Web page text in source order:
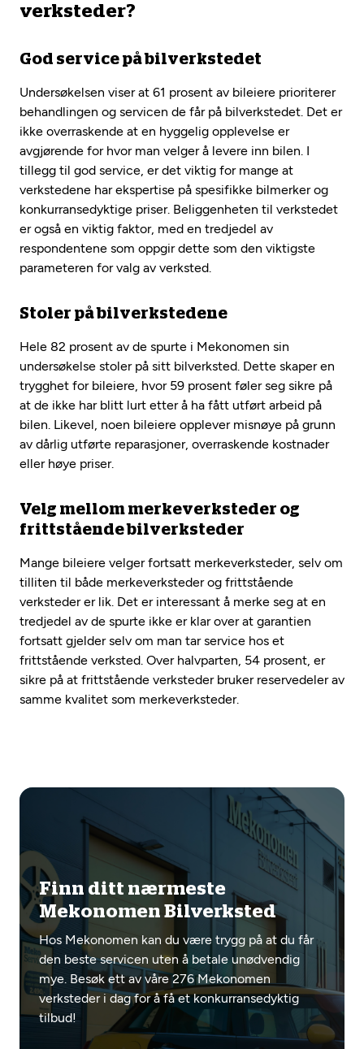
verksteder?
God service på bilverkstedet
Undersøkelsen viser at 61 prosent av bileiere prioriterer
behandlingen og servicen de får på bilverkstedet. Det er
ikke overraskende at en hyggelig opplevelse er
avgjørende for hvor man velger å levere inn bilen. I
tillegg til god service, er det viktig for mange at
verkstedene har ekspertise på spesifikke bilmerker og
konkurransedyktige priser. Beliggenheten til verkstedet
er også en viktig faktor, med en tredjedel av
respondentene som oppgir dette som den viktigste
parameteren for valg av verksted.
Stoler på bilverkstedene
Hele 82 prosent av de spurte i Mekonomen sin
undersøkelse stoler på sitt bilverksted. Dette skaper en
trygghet for bileiere, hvor 59 prosent føler seg sikre på
at de ikke har blitt lurt etter å ha fått utført arbeid på
bilen. Likevel, noen bileiere opplever misnøye på grunn
av dårlig utførte reparasjoner, overraskende kostnader
eller høye priser.
Velg mellom merkeverksteder og
frittstående bilverksteder
Mange bileiere velger fortsatt merkeverksteder, selv om
tilliten til både merkeverksteder og frittstående
verksteder er lik. Det er interessant å merke seg at en
tredjedel av de spurte ikke er klar over at garantien
fortsatt gjelder selv om man tar service hos et
frittstående verksted. Over halvparten, 54 prosent, er
sikre på at frittstående verksteder bruker reservedeler av
samme kvalitet som merkeverksteder.
Finn ditt nærmeste
Mekonomen Bilverksted
Hos Mekonomen kan du være trygg på at du får
den beste servicen uten å betale unødvendig
mye. Besøk ett av våre 276 Mekonomen
verksteder i dag for å få et konkurransedyktig
tilbud!